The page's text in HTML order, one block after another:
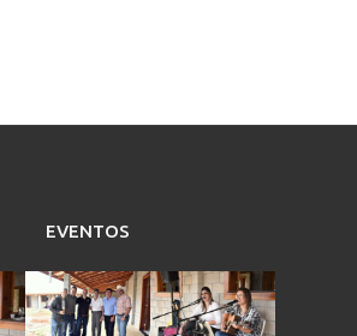
EVENTOS